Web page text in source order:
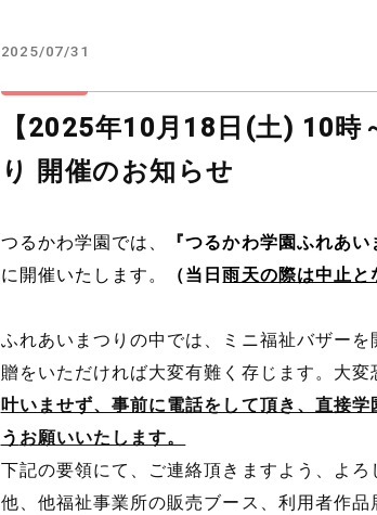
2025/07/31
【2025年10月18日(土) 10
り 開催のお知らせ
つるかわ学園では、 『つるかわ学園ふれあい
に開催いたします。
（当日雨天の際は中止と
ふれあいまつりの中では、ミニ福祉バザー
贈をいただければ大変有難く存じます。大
叶いませず、事前に電話をして頂き、直接学
う お願いいたします。
下記の要領にて、ご連絡頂きますよう、よ
他、他福祉事業所の販売ブース、利用者作